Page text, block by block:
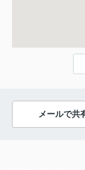
メールで共